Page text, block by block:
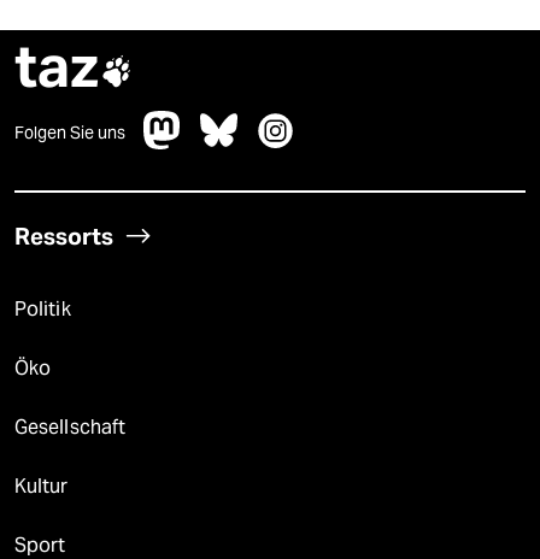
taz
Folgen Sie uns
Ressorts
Politik
Öko
Gesellschaft
Kultur
Sport